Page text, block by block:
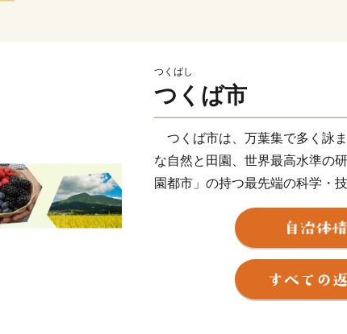
つくばし
つくば市
つくば市は、万葉集で多く詠
な自然と田園、世界最高水準の
園都市」の持つ最先端の科学・
親しめる環境が整っています。
数多くの学生が学びに訪れ、各
2005年のつくばエクスプレス
スは飛躍的に改善し、つくば駅